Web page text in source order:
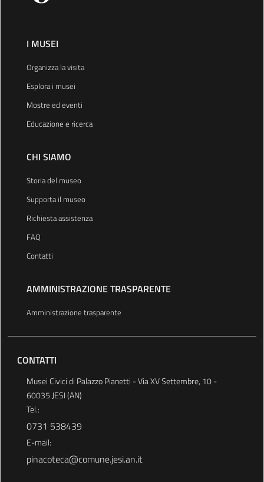
I MUSEI
Organizza la visita
Esplora i musei
Mostre ed eventi
Educazione e ricerca
CHI SIAMO
Storia del museo
Supporta il museo
Richiesta assistenza
FAQ
Contatti
AMMINISTRAZIONE TRASPARENTE
Amministrazione trasparente
CONTATTI
Musei Civici di Palazzo Pianetti - Via XV Settembre, 10 -
60035 JESI (AN)
Tel.:
0731 538439
E-mail:
pinacoteca@comune.jesi.an.it